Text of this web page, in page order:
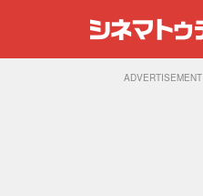
ADVERTISEMENT